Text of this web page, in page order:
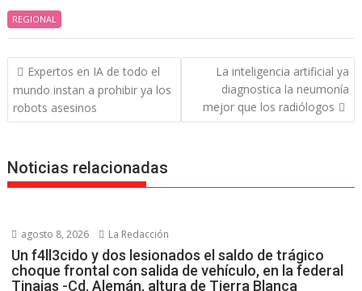
REGIONAL
Navegación
de
entradas
Expertos en IA de todo el
mundo instan a prohibir ya los
robots asesinos
La inteligencia artificial ya
diagnostica la neumonía
mejor que los radiólogos
Noticias relacionadas
agosto 8, 2026 La Redacción
Un f4ll3cido y dos lesionados el saldo de trágico
choque frontal con salida de vehículo, en la federal
Tinajas -Cd. Alemán, altura de Tierra Blanca